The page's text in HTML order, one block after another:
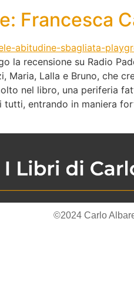
Francesca
la recensione su Radio
Maria, Lalla e Bruno, che
nel libro, una periferia
tutti, entrando in maniera
©2024 Carlo